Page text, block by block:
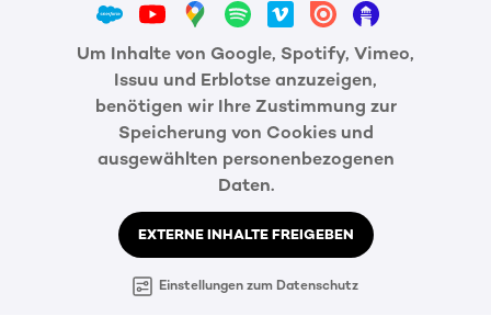
Um Inhalte von Google, Spotify, Vimeo,
Issuu und Erblotse anzuzeigen,
benötigen wir Ihre Zustimmung zur
Speicherung von Cookies und
ausgewählten personenbezogenen
Daten.
EXTERNE INHALTE FREIGEBEN
Einstellungen zum Datenschutz